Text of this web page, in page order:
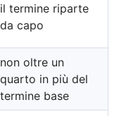
il termine riparte
da capo
non oltre un
quarto in più del
termine base